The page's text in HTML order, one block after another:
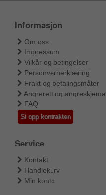
Informasjon
Om oss
Impressum
Vilkår og betingelser
Personvernerklæring
Frakt og betalingsmåter
Angrerett og angreskjema
FAQ
Si opp kontrakten
Service
Kontakt
Handlekurv
Min konto